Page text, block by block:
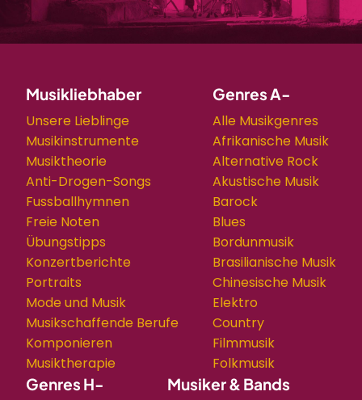
Musikliebhaber
Unsere Lieblinge
Musikinstrumente
Musiktheorie
Anti-Drogen-Songs
Fussballhymnen
Freie Noten
Übungstipps
Konzertberichte
Portraits
Mode und Musik
Musikschaffende Berufe
Komponieren
Musiktherapie
Genres A-
Alle Musikgenres
Afrikanische Musik
Alternative Rock
Akustische Musik
Barock
Blues
Bordunmusik
Brasilianische Musik
Chinesische Musik
Elektro
Country
Filmmusik
Folkmusik
Genres H- Musiker & Bands